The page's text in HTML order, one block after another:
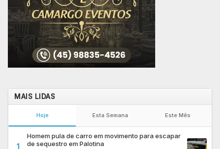
MAIS LIDAS
Hoje Esta Semana Este Mês
1
Homem pula de carro em movimento para escapar
de sequestro em Palotina